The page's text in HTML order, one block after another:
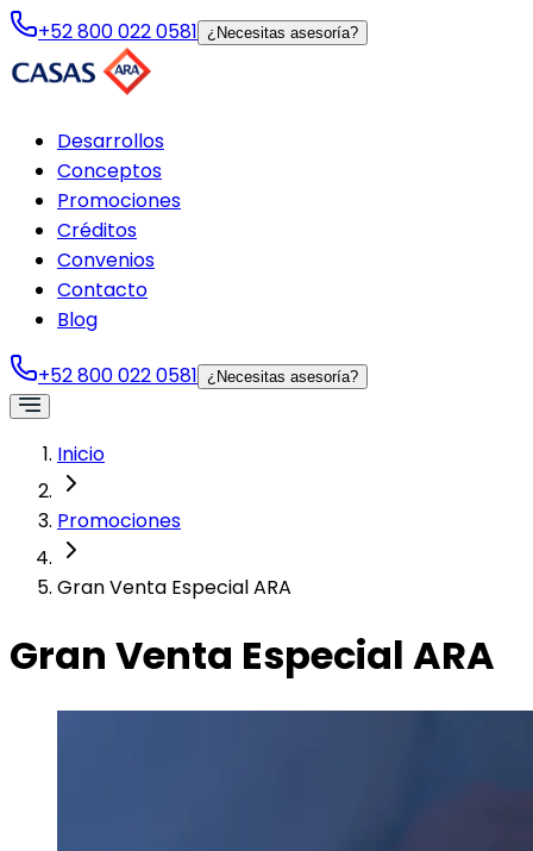
+52 800 022 0581 ¿Necesitas asesoría?
Desarrollos
Conceptos
Promociones
Créditos
Convenios
Contacto
Blog
+52 800 022 0581 ¿Necesitas asesoría?
Inicio
Promociones
Gran Venta Especial ARA
Gran Venta Especial ARA